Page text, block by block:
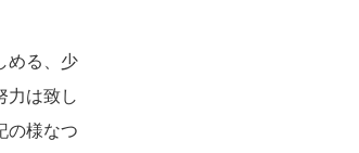
める、少
力は致し
の様なつ